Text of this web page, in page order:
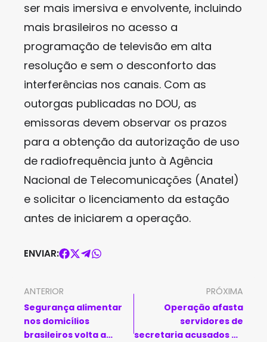
ser mais imersiva e envolvente, incluindo
mais brasileiros no acesso a
programação de televisão em alta
resolução e sem o desconforto das
interferências nos canais. Com as
outorgas publicadas no DOU, as
emissoras devem observar os prazos
para a obtenção da autorização de uso
de radiofrequência junto à Agência
Nacional de Telecomunicações (Anatel)
e solicitar o licenciamento da estação
antes de iniciarem a operação.
ENVIAR:
ANTERIOR
Segurança alimentar
nos domicílios
brasileiros volta a
PRÓXIMA
Operação afasta
servidores de
secretaria acusados de